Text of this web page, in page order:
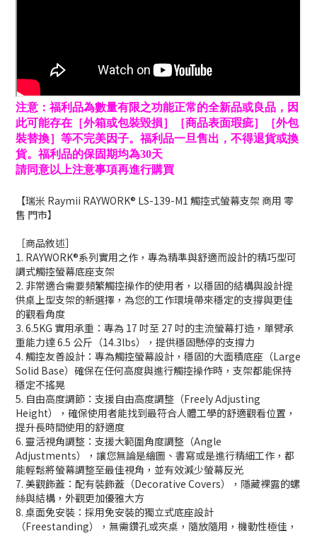
注意：福利品為數量有限之功能正常的全新品或良品，因
此可能存在［外箱或包裝毀損］［商品表面瑕疵］［外包
裝替換］等不完美因子。福利品一旦售出，不得退貨或換
貨。福利品的保固期均為30天
請同意以上注意事項再進行購買
【瑞米 Raymii RAYWORK® LS-139-M1 觸控式螢幕支架 商用 零
售 門市】
［商品敘述］
1. RAYWORK®系列實用之作，專為精準與舒適而設計的精巧型可
調式觸控螢幕底座支架
2. 非常適合需要頻繁觸控操作的使用者，以穩固的結構與設計提
供桌上型支架的新選擇，為您的工作環境帶來穩定的支撐與更佳
的觀看角度
3. 6.5KG 實用承重：專為 17 吋至 27 吋的主流螢幕打造，單臂承
重能力達 6.5 公斤（14.3lbs），提供穩固懸停的支撐力
4. 觸控友善設計：專為觸控螢幕設計，穩固的大面積底座（Large
Solid Base）確保在任何高度與進行觸控操作時，支架都能保持
穩定不搖晃
5. 自由高度調節：支援自由高度調整（Freely Adjusting
Height），確保使用者能找到最符合人體工學的舒適觀看位置，
提升長時間使用的舒適度
6. 靈活視角調整：支援大範圍角度調整（Angle
Adjustments），讓您無論是繪圖、書寫或是進行精細工作，都
能輕鬆將螢幕調整至最佳視角，並有效減少螢幕反光
7. 美觀飾蓋：配有裝飾蓋（Decorative Covers），隱藏裸露的螺
絲與結構，外觀更加優雅大方
8. 桌面免安裝：採用免安裝的獨立式底座設計
（Freestanding），無需鑽孔或夾桌，隨放隨用，機動性極佳，